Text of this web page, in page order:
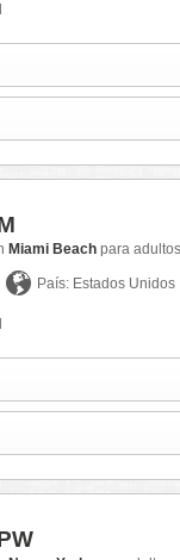
Miami Beach para adultos
País: Estados Unidos